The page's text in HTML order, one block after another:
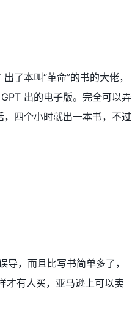
了本叫“革命”的书的大佬，
出的电子版。完全可以弄
四个小时就出一本书，不过
，而且比写书简单多了，
才有人买，亚马逊上可以卖